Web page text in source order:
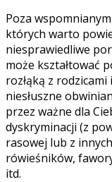
Poza
których warto
niesprawiedliwe
może kształtować
rozłąką z
niesłuszne
przez ważne dla
dyskryminacji (z
rasowej lub z
rówieśników,
itd.